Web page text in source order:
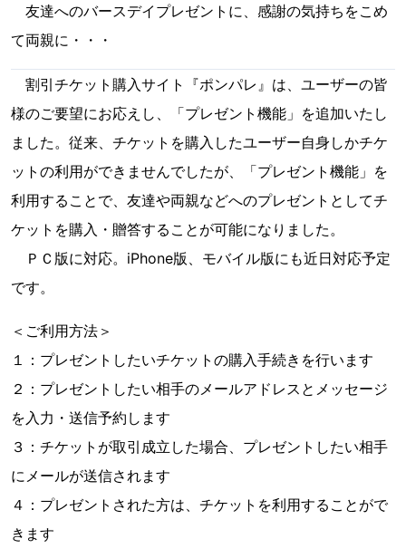
友達へのバースデイプレゼントに、感謝の気持ちをこめ
て両親に・・・
割引チケット購入サイト『ポンパレ』は、ユーザーの皆
様のご要望にお応えし、「プレゼント機能」を追加いたし
ました。従来、チケットを購入したユーザー自身しかチケ
ットの利用ができませんでしたが、「プレゼント機能」を
利用することで、友達や両親などへのプレゼントとしてチ
ケットを購入・贈答することが可能になりました。
ＰＣ版に対応。iPhone版、モバイル版にも近日対応予定
です。
＜ご利用方法＞
１：プレゼントしたいチケットの購入手続きを行います
２：プレゼントしたい相手のメールアドレスとメッセージ
を入力・送信予約します
３：チケットが取引成立した場合、プレゼントしたい相手
にメールが送信されます
４：プレゼントされた方は、チケットを利用することがで
きます